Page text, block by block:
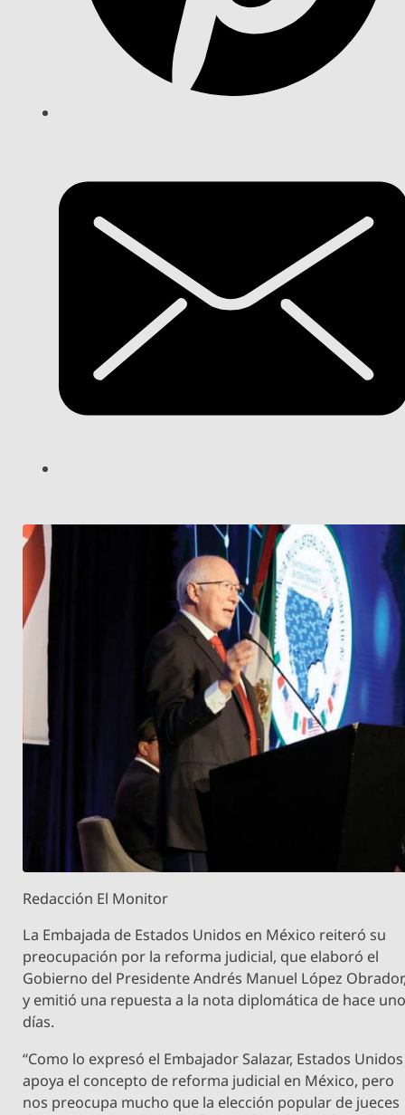
Redacción El Monitor
La Embajada de Estados Unidos en México reiteró su
preocupación por la reforma judicial, que elaboró el
Gobierno del Presidente Andrés Manuel López
y emitió una repuesta a la nota diplomática de hace
días.
“Como lo expresó el Embajador Salazar, Estados Unidos
apoya el concepto de reforma judicial en México, pero
nos preocupa mucho que la elección popular de jueces